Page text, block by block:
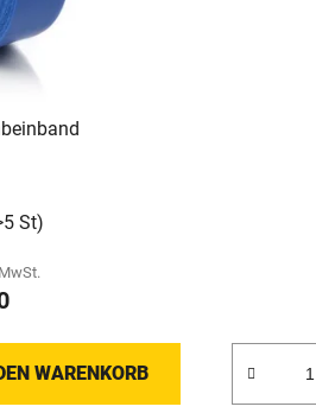
St)
WARENKORB